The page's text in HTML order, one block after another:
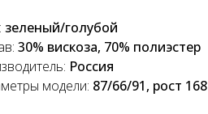
зеленый/голубой
30% вискоза, 70% полиэстер
Россия
модели: 87/66/91, рост 168